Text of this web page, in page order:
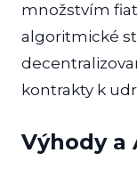
množstvím
algoritmické
kontrakty k
Výhody a